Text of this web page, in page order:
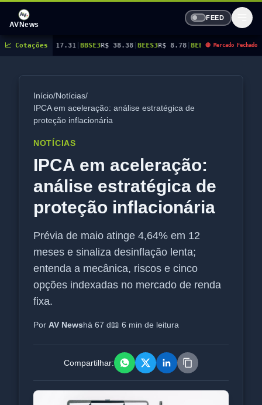
AVNews
FEED
📈 Cotações
|BBSE3R$ 38.38|BEES3R$ 8.78|BEES4R$ 9.16 |BMGB4R$ 5.21|BRAP4R$
🔴 Mercado Fechado
Início/Notícias/
IPCA em aceleração: análise estratégica de
proteção inflacionária
NOTÍCIAS
IPCA em aceleração:
análise estratégica de
proteção inflacionária
Prévia de maio atinge 4,64% em 12
meses e sinaliza desinflação lenta;
entenda a mecânica, riscos e cinco
opções indexadas no mercado de renda
fixa.
Por AV Newshá 67 d📖 6 min de leitura
Compartilhar: